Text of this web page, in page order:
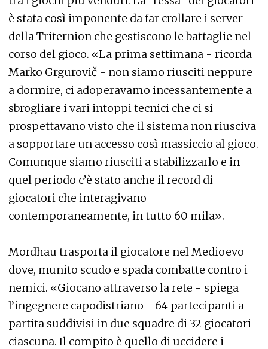
è stata così imponente da far crollare i server
della Triternion che gestiscono le battaglie nel
corso del gioco. «La prima settimana - ricorda
Marko Grgurovič - non siamo riusciti neppure
a dormire, ci adoperavamo incessantemente a
sbrogliare i vari intoppi tecnici che ci si
prospettavano visto che il sistema non riusciva
a sopportare un accesso così massiccio al gioco.
Comunque siamo riusciti a stabilizzarlo e in
quel periodo c’è stato anche il record di
giocatori che interagivano
contemporaneamente, in tutto 60 mila».
Mordhau trasporta il giocatore nel Medioevo
dove, munito scudo e spada combatte contro i
nemici. «Giocano attraverso la rete - spiega
l’ingegnere capodistriano - 64 partecipanti a
partita suddivisi in due squadre di 32 giocatori
ciascuna. Il compito è quello di uccidere i